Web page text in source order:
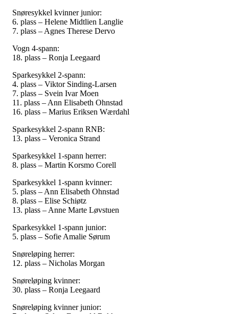
Snøresykkel kvinner junior:
6. plass – Helene Midtlien Langlie
7. plass – Agnes Therese Dervo
Vogn 4-spann:
18. plass – Ronja Leegaard
Sparkesykkel 2-spann:
4. plass – Viktor Sinding-Larsen
7. plass – Svein Ivar Moen
11. plass – Ann Elisabeth Ohnstad
16. plass – Marius Eriksen Wærdahl
Sparkesykkel 2-spann RNB:
13. plass – Veronica Strand
Sparkesykkel 1-spann herrer:
8. plass – Martin Korsmo Corell
Sparkesykkel 1-spann kvinner:
5. plass – Ann Elisabeth Ohnstad
8. plass – Elise Schiøtz
13. plass – Anne Marte Løvstuen
Sparkesykkel 1-spann junior:
5. plass – Sofie Amalie Sørum
Snøreløping herrer:
12. plass – Nicholas Morgan
Snøreløping kvinner:
30. plass – Ronja Leegaard
Snøreløping kvinner junior: